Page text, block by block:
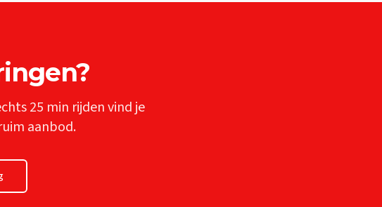
?
25 min rijden vind je
aanbod.